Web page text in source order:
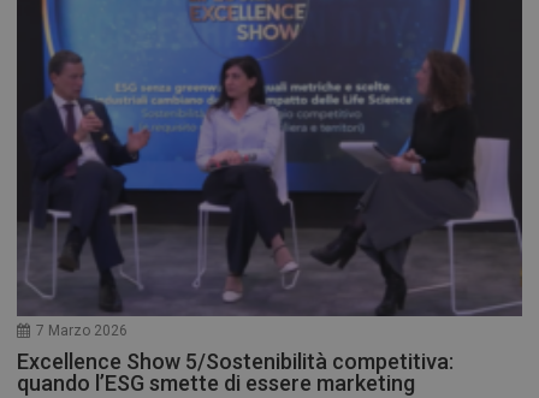
7 Marzo 2026
Excellence Show 5/Sostenibilità competitiva:
quando l’ESG smette di essere marketing